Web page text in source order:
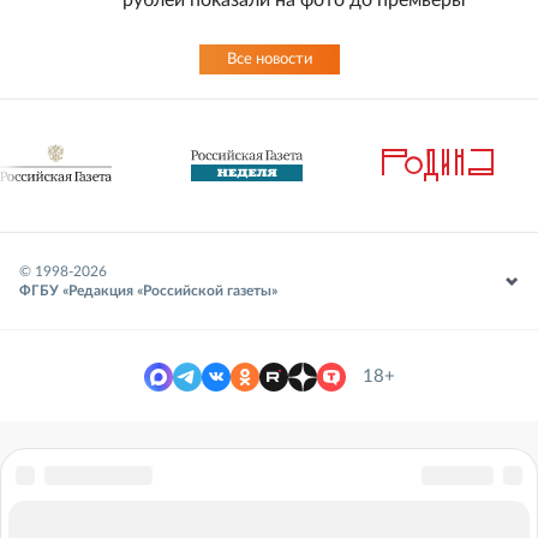
Все новости
© 1998-2026
ФГБУ «Редакция «Российской газеты»
18+